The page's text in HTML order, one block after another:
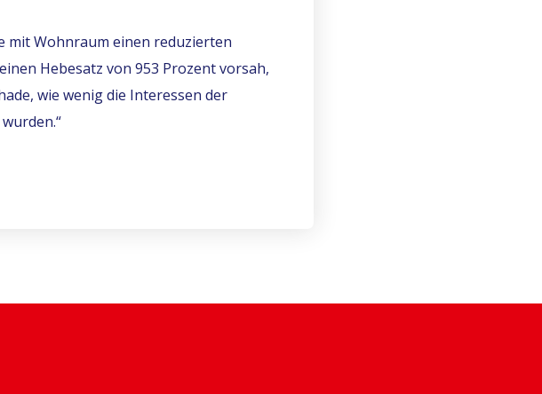
mit Wohnraum einen reduzierten
Hebesatz von 953 Prozent vorsah,
wie wenig die Interessen der